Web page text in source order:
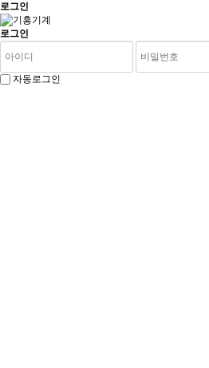
로그인
로그인
자동로그인